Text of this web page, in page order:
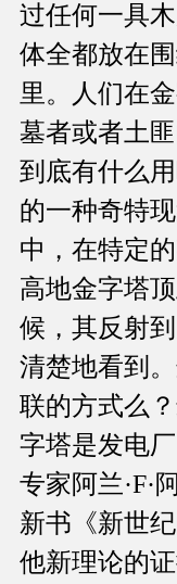
过任何一具
体全都放在
里。人们在
墓者或者土
到底有什么
的一种奇特
中，在特定
高地金字塔
候，其反射
清楚地看到
联的方式么
字塔是发电
专家阿兰·F·
新书《新世
他新理论的